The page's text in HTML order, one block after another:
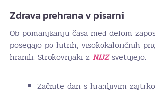
Zdrava prehrana v pisarni
Ob pomanjkanju časa med delom
posegajo po hitrih, visokokaloričnih
hranili. Strokovnjaki z NIJZsvetujejo:
Začnite dan s hranljivim